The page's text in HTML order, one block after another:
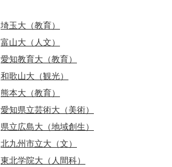
埼玉大（教育）
富山大（人文）
愛知教育大（教育）
和歌山大（観光）
熊本大（教育）
愛知県立芸術大（美術）
県立広島大（地域創生）
北九州市立大（文）
東北学院大（人間科）